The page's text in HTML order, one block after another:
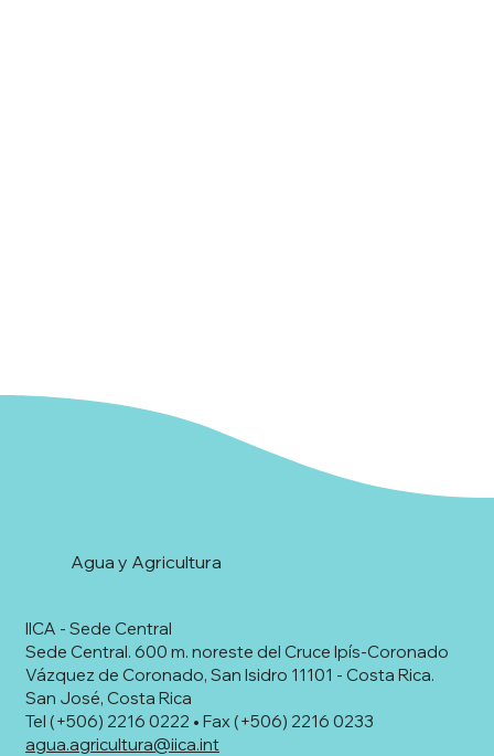
IICA - Sede Central
Sede Central. 600 m. noreste del Cruce Ipís-Coronado
Vázquez de Coronado, San Isidro 11101 - Costa Rica.
San José, Costa Rica
Tel (+506) 2216 0222 • Fax (+506) 2216 0233
agua.agricultura@iica.int
Agua y Agricultura